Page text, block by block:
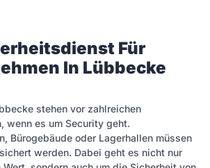
Für
In Lübbecke
stehen vor zahlreichen
wenn es um Security geht.
Bürogebäude oder Lagerhallen müssen
werden. Dabei geht es nicht nur